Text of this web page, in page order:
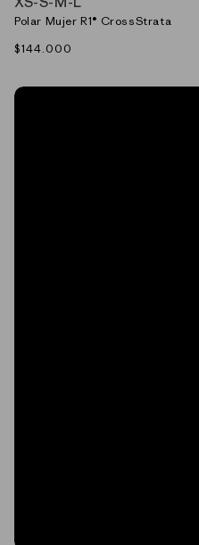
Polar Mujer R1® CrossStrata
Precio
$144.000